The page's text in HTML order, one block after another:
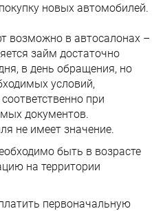
новых автомобилей.
возможно в автосалонах –
займ достаточно
в день обращения, но
условий,
при
документов.
не имеет значение.
быть в возрасте
на территории
первоначальную